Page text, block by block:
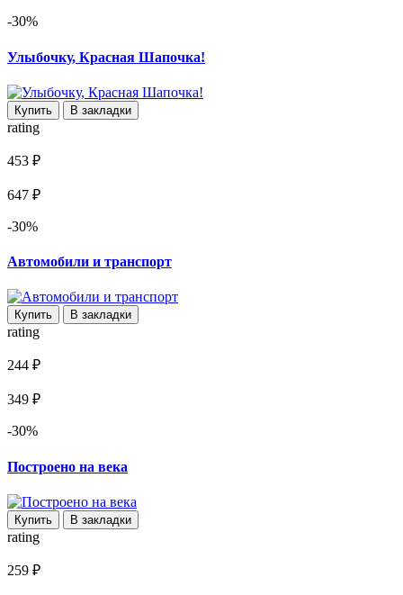
-30%
Улыбочку, Красная Шапочка!
Купить В закладки
rating
453 ₽
647 ₽
-30%
Автомобили и транспорт
Купить В закладки
rating
244 ₽
349 ₽
-30%
Построено на века
Купить В закладки
rating
259 ₽